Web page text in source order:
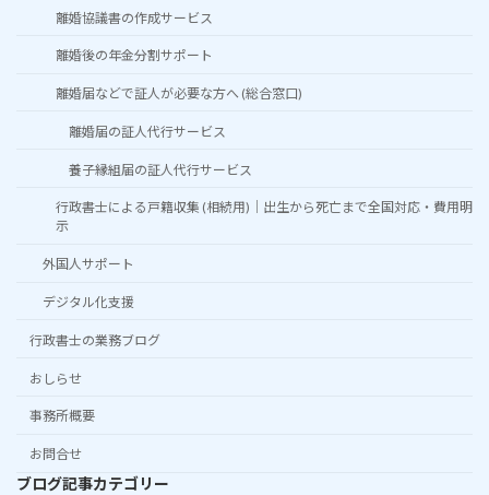
離婚協議書の作成サービス
離婚後の年金分割サポート
離婚届などで証人が必要な方へ (総合窓口)
離婚届の証人代行サービス
養子縁組届の証人代行サービス
行政書士による戸籍収集 (相続用)｜出生から死亡まで全国対応・費用明
示
外国人サポート
デジタル化支援
行政書士の業務ブログ
おしらせ
事務所概要
お問合せ
ブログ記事カテゴリー